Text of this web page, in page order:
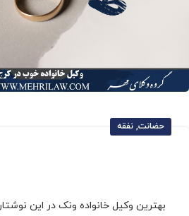
حضانت, نفقه
بهترین وکیل خانواده ونک در این